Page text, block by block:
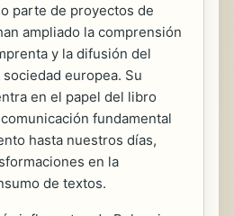
parte de proyectos de
ampliado la comprensión
y la difusión del
europea. Su
en el papel del libro
fundamental
hasta nuestros días,
en la
de textos.